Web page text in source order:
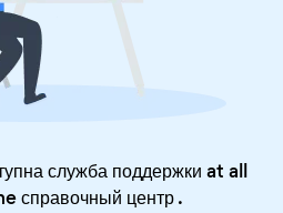
служба поддержки at all
справочный центр.